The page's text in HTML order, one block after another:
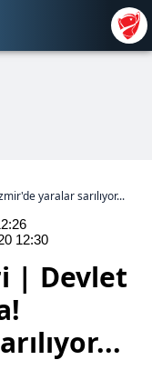
yaralar sarılıyor...
12:30
| Devlet